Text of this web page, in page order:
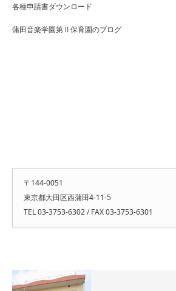
各種申請書ダウンロード
蒲田音楽学園第Ⅱ保育園のブログ
〒144-0051
東京都大田区西蒲田4-11-5
TEL 03-3753-6302 / FAX 03-3753-6301